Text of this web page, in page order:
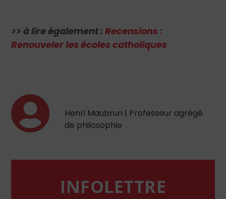
>> à lire également :Recensions :
Renouveler les écoles catholiques
Henri Maubrun | Professeur agrégé
de philosophie
INFOLETTRE